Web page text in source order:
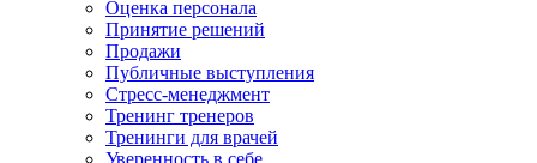
Оценка персонала
Принятие решений
Продажи
Публичные выступления
Стресс-менеджмент
Тренинг тренеров
Тренинги для врачей
Уверенность в себе